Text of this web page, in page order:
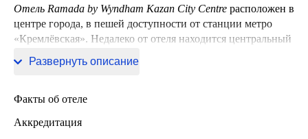
Отель Ramada by Wyndham Kazan City Centre расположен в
центре города, в пешей доступности от станции метро
«Кремлёвская». Недалеко от отеля находится центральный
Развернуть описание
Факты об отеле
Аккредитация